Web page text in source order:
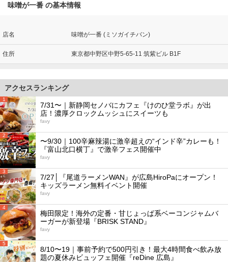
味噌が一番 の基本情報
店名 味噌が一番 (ミソガイチバン)
住所 東京都中野区中野5-65-11 筑紫ビル B1F
アクセスランキング
1
7/31〜｜新静岡セノバにカフェ『けのひ堂ラボ』が出
店！濃厚クロックムッシュにスイーツも
favy
2
〜9/30｜100辛麻辣湯に激辛超えの“インド辛”カレーも！
『富山北口横丁』で激辛フェス開催中
favy
3
7/27│『尾道ラーメンWAN』が広島HiroPaにオープン！
キッズラーメン無料イベント開催
favy
4
梅田限定！海外の定番・甘じょっぱ系ベーコンジャムバ
ーガーが新登場『BRISK STAND』
favy
5
8/10〜19｜事前予約で500円引き！最大4時間食べ飲み放
題の夏休みビュッフェ開催『reDine 広島』